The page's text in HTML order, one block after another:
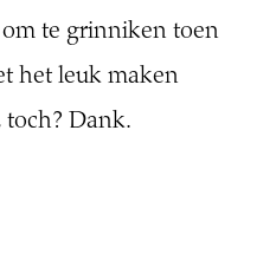
om te grinniken toen
het leuk maken
toch? Dank.